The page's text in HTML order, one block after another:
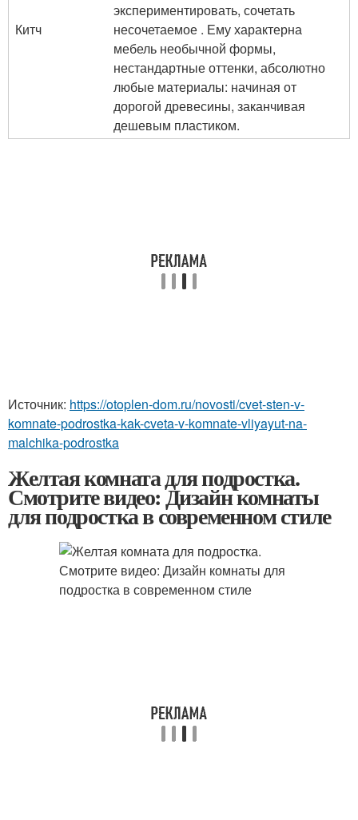
Китч
экспериментировать, сочетать
несочетаемое . Ему характерна
мебель необычной формы,
нестандартные оттенки, абсолютно
любые материалы: начиная от
дорогой древесины, заканчивая
дешевым пластиком.
Источник: https://otoplen-dom.ru/novosti/cvet-sten-v-
komnate-podrostka-kak-cveta-v-komnate-vliyayut-na-
malchika-podrostka
Желтая комната для подростка.
Смотрите видео: Дизайн комнаты
для подростка в современном стиле